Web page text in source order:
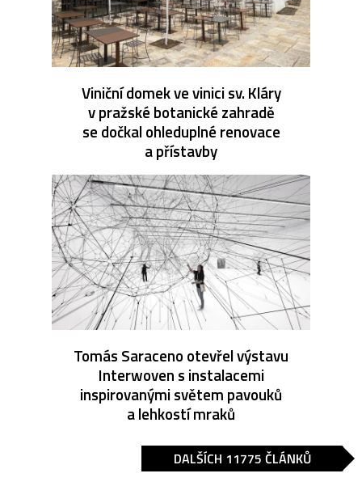
Viniční domek ve vinici sv. Kláry
v pražské botanické zahradě
se dočkal ohleduplné renovace
a přístavby
Tomás Saraceno otevřel výstavu
Interwoven s instalacemi
inspirovanými světem pavouků
a lehkostí mraků
DALŠÍCH 11775 ČLÁNKŮ